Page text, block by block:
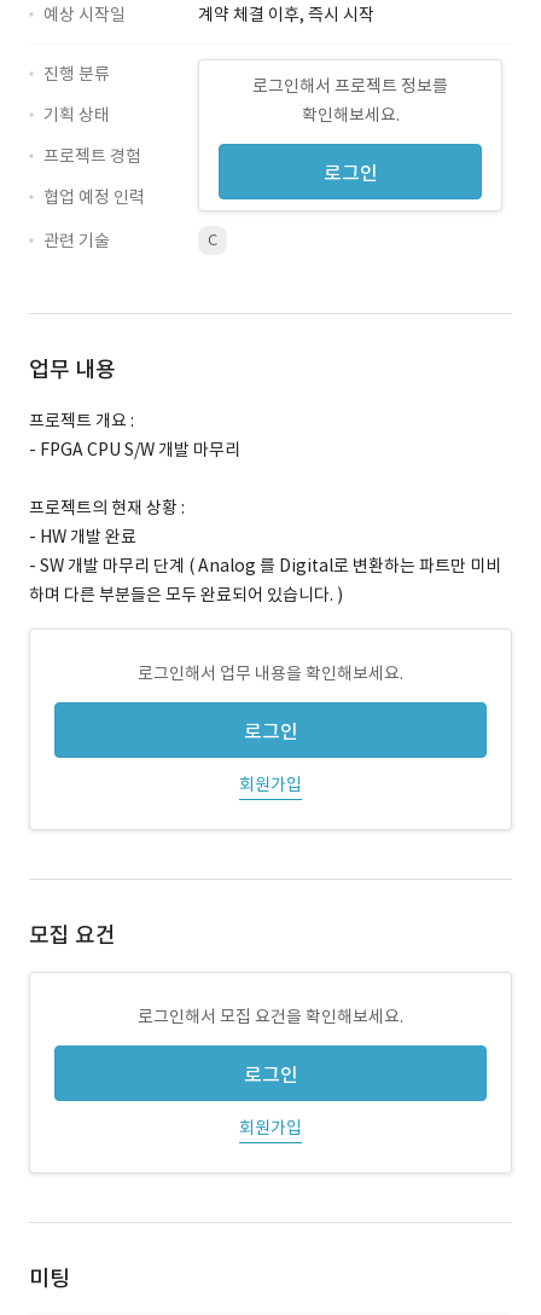
예상 시작일
계약 체결 이후, 즉시 시작
로그인해서 프로젝트 정보를
확인해보세요.
로그인
진행 분류
기획 상태
프로젝트 경험
협업 예정 인력
관련 기술
C
업무 내용
프로젝트 개요 :
- FPGA CPU S/W 개발 마무리
프로젝트의 현재 상황 :
- HW 개발 완료
- SW 개발 마무리 단계 ( Analog 를 Digital로 변환하는 파트만 미비
하며 다른 부분들은 모두 완료되어 있습니다. )
로그인해서 업무 내용을 확인해보세요.
로그인
회원가입
모집 요건
로그인해서 모집 요건을 확인해보세요.
로그인
회원가입
미팅